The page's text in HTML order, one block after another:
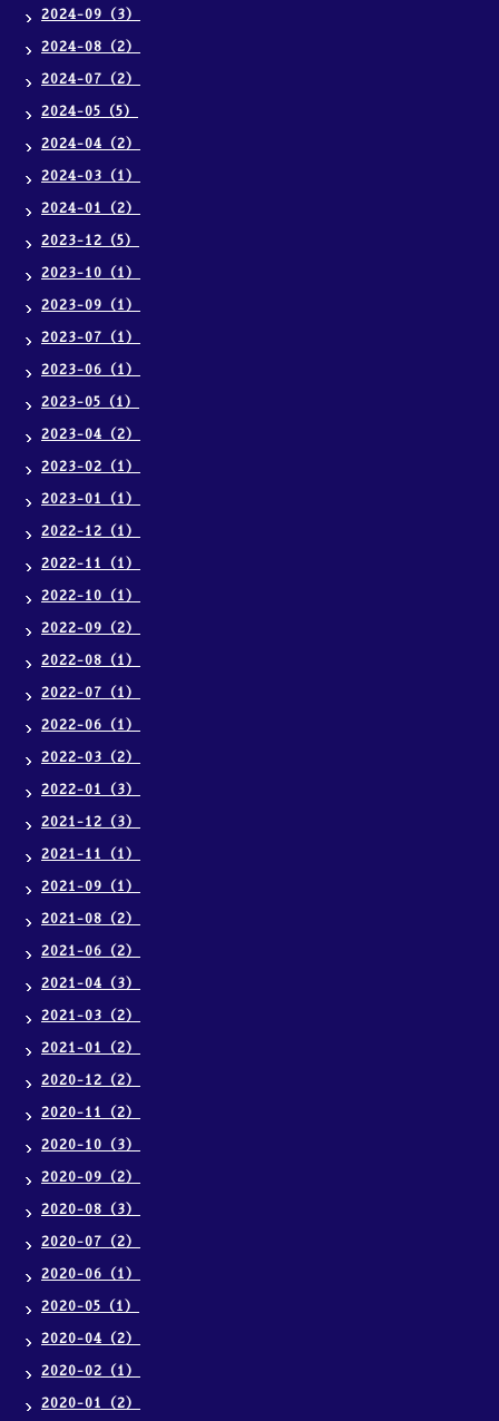
2024-09（3）
2024-08（2）
2024-07（2）
2024-05（5）
2024-04（2）
2024-03（1）
2024-01（2）
2023-12（5）
2023-10（1）
2023-09（1）
2023-07（1）
2023-06（1）
2023-05（1）
2023-04（2）
2023-02（1）
2023-01（1）
2022-12（1）
2022-11（1）
2022-10（1）
2022-09（2）
2022-08（1）
2022-07（1）
2022-06（1）
2022-03（2）
2022-01（3）
2021-12（3）
2021-11（1）
2021-09（1）
2021-08（2）
2021-06（2）
2021-04（3）
2021-03（2）
2021-01（2）
2020-12（2）
2020-11（2）
2020-10（3）
2020-09（2）
2020-08（3）
2020-07（2）
2020-06（1）
2020-05（1）
2020-04（2）
2020-02（1）
2020-01（2）